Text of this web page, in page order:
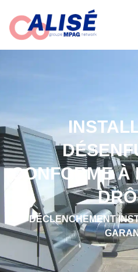
CONFORME À
DÉCLENCHEMENT